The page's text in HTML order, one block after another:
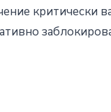
критически